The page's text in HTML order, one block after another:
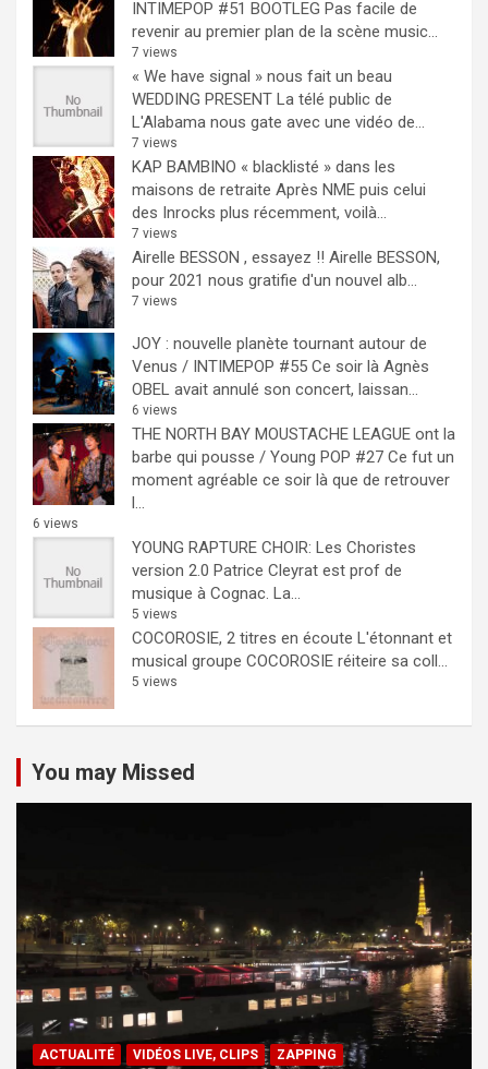
INTIMEPOP #51 BOOTLEG Pas facile de
revenir au premier plan de la scène music...
7 views
« We have signal » nous fait un beau
WEDDING PRESENT La télé public de
L'Alabama nous gate avec une vidéo de...
7 views
KAP BAMBINO « blacklisté » dans les
maisons de retraite Après NME puis celui
des Inrocks plus récemment, voilà...
7 views
Airelle BESSON , essayez !! Airelle BESSON,
pour 2021 nous gratifie d'un nouvel alb...
7 views
JOY : nouvelle planète tournant autour de
Venus / INTIMEPOP #55 Ce soir là Agnès
OBEL avait annulé son concert, laissan...
6 views
THE NORTH BAY MOUSTACHE LEAGUE ont la
barbe qui pousse / Young POP #27 Ce fut un
moment agréable ce soir là que de retrouver
l...
6 views
YOUNG RAPTURE CHOIR: Les Choristes
version 2.0 Patrice Cleyrat est prof de
musique à Cognac. La...
5 views
COCOROSIE, 2 titres en écoute L'étonnant et
musical groupe COCOROSIE réiteire sa coll...
5 views
You may Missed
ACTUALITÉ VIDÉOS LIVE, CLIPS ZAPPING